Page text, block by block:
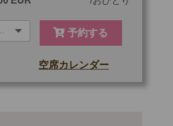
予約する
空席カレンダー